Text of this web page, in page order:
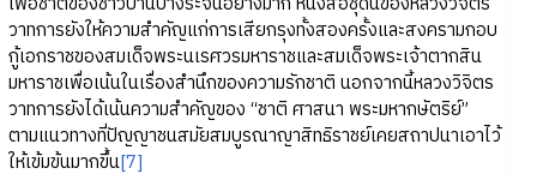
วาทการยังให้ความสำคัญแก่การเสียกรุงทั้งสองครั้งและสงครามกอบ
กู้เอกราชของสมเด็จพระนเรศวรมหาราชและสมเด็จพระเจ้าตากสิน
มหาราชเพื่อเน้นในเรื่องสำนึกของความรักชาติ นอกจากนี้หลวงวิจิตร
วาทการยังได้เน้นความสำคัญของ “ชาติ ศาสนา พระมหากษัตริย์”
ตามแนวทางที่ปัญญาชนสมัยสมบูรณาญาสิทธิราชย์เคยสถาปนาเอาไว้
ให้เข้มข้นมากขึ้น[7]